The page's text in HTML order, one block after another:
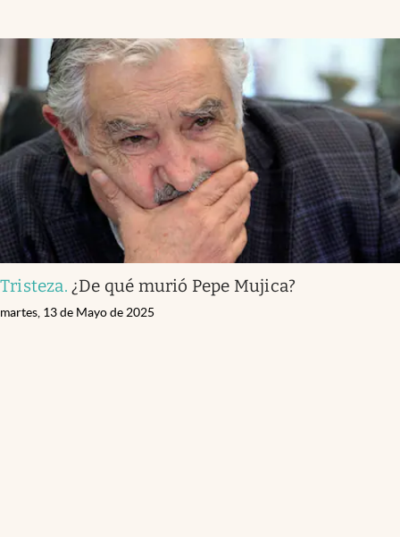
Tristeza. ¿De qué murió Pepe Mujica?
martes, 13 de Mayo de 2025